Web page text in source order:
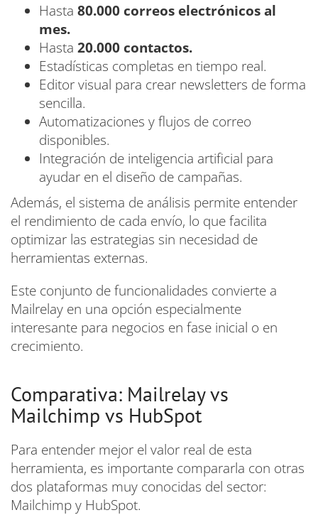
Hasta 80.000 correos electrónicos al
mes.
Hasta 20.000 contactos.
Estadísticas completas en tiempo real.
Editor visual para crear newsletters de forma
sencilla.
Automatizaciones y flujos de correo
disponibles.
Integración de inteligencia artificial para
ayudar en el diseño de campañas.
Además, el sistema de análisis permite entender
el rendimiento de cada envío, lo que facilita
optimizar las estrategias sin necesidad de
herramientas externas.
Este conjunto de funcionalidades convierte a
Mailrelay en una opción especialmente
interesante para negocios en fase inicial o en
crecimiento.
Comparativa: Mailrelay vs
Mailchimp vs HubSpot
Para entender mejor el valor real de esta
herramienta, es importante compararla con otras
dos plataformas muy conocidas del sector:
Mailchimp y HubSpot.